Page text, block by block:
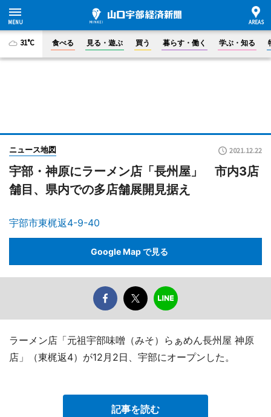
31°C 食べる 見る・遊ぶ 買う 暮らす・働く 学ぶ・知る
ニュース地図 2021.12.22
宇部・神原にラーメン店「長州屋」 市内3店
舗目、県内での多店舗展開見据え
宇部市東梶返4-9-40
Google Map で見る
ラーメン店「元祖宇部味噌（みそ）らぁめん長州屋 神原
店」（東梶返4）が12月2日、宇部にオープンした。
記事を読む